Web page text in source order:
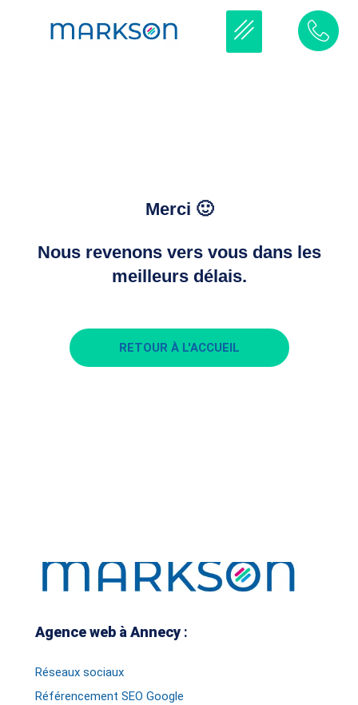
Merci 🙂
Nous revenons vers vous dans les
meilleurs délais.
RETOUR À L'ACCUEIL
Agence web à Annecy :
Réseaux sociaux
Référencement SEO Google